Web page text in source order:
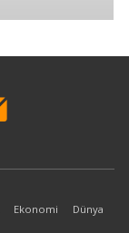
Ekonomi Dünya